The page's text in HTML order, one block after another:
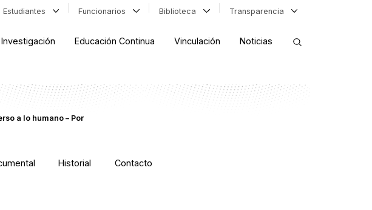
Estudiantes Funcionarios Biblioteca Transparencia
Investigación Educación Continua Vinculación Noticias
a lo humano – Por
Historial Contacto